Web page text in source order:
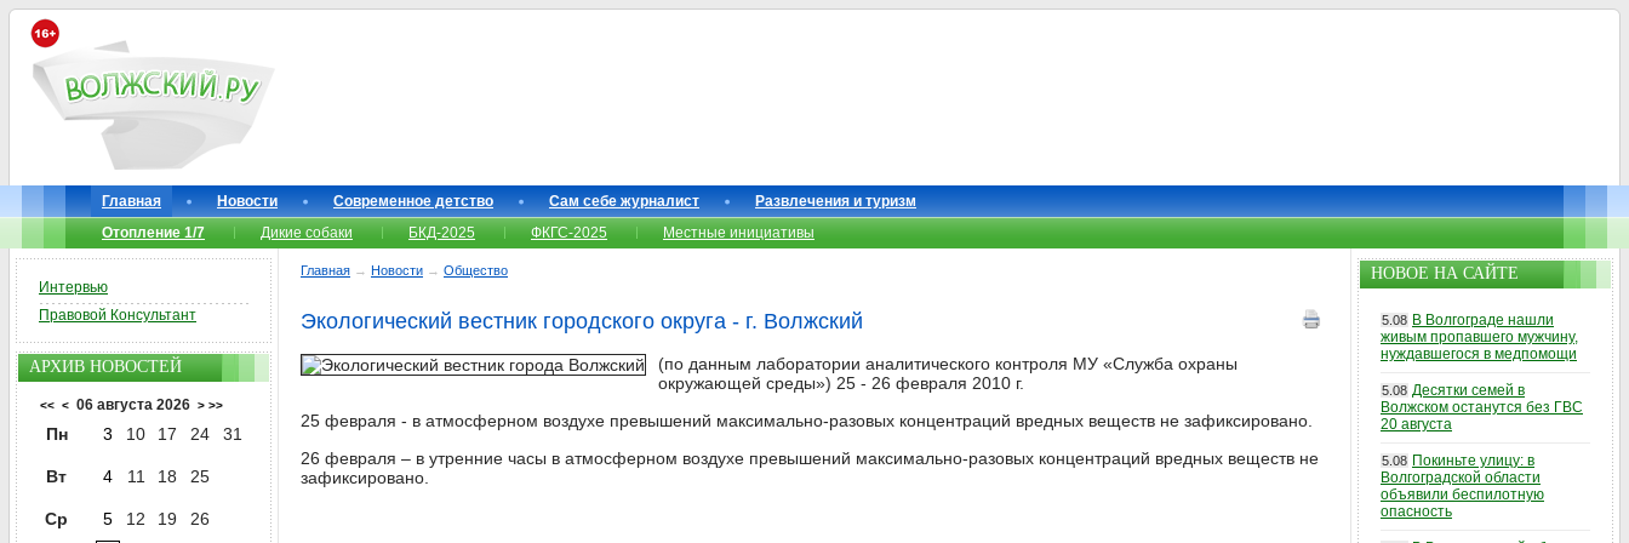
Главная Новости Современное детство Сам себе журналист
Развлечения и туризм
Отопление 1/7
Дикие собаки БКД-2025 ФКГС-2025 Местные инициативы
Главная → Новости → Общество
Экологический вестник городского округа - г. Волжский
(по данным лаборатории аналитического контроля МУ «Служба охраны
окружающей среды») 25 - 26 февраля 2010 г.
25 февраля - в атмосферном воздухе превышений максимально-разовых концентраций вредных веществ не зафиксировано.
26 февраля – в утренние часы в атмосферном воздухе превышений максимально-разовых концентраций вредных веществ не
зафиксировано.
Интервью
Правовой Консультант
АРХИВ НОВОСТЕЙ
<< < 06 августа 2026 > >>
Пн 3 10 17 24 31
Вт 4 11 18 25
Ср 5 12 19 26
НОВОЕ НА САЙТЕ
5.08 В Волгограде нашли
живым пропавшего мужчину,
нуждавшегося в медпомощи
5.08 Десятки семей в
Волжском останутся без ГВС
20 августа
5.08 Покиньте улицу: в
Волгоградской области
объявили беспилотную
опасность